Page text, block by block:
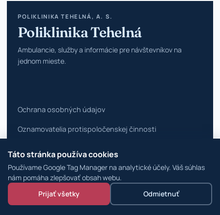
Táto stránka používa cookies
Používame Google Tag Manager na analytické účely. Váš súhlas
nám pomáha zlepšovať obsah webu.
Prijať všetky
Odmietnuť
POLIKLINIKA TEHELNÁ, A. S.
Poliklinika Tehelná
Ambulancie, služby a informácie pre návštevníkov na
jednom mieste.
Ochrana osobných údajov
Oznamovatelia protispoločenskej činnosti
Vyhlásenie o prístupnosti
Zmeniť nastavenia cookies
© 2026 Poliklinika Tehelná · WordPress špecialisti